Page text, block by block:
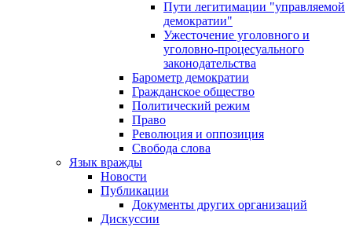
Пути легитимации "управляемой
демократии"
Ужесточение уголовного и
уголовно-процесуального
законодательства
Барометр демократии
Гражданское общество
Политический режим
Право
Революция и оппозиция
Свобода слова
Язык вражды
Новости
Публикации
Документы других организаций
Дискуссии